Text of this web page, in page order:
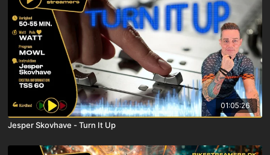
01:05:26
Jesper Skovhave - Turn It Up